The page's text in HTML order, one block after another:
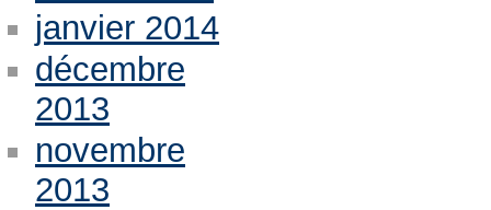
janvier 2014
décembre
2013
novembre
2013